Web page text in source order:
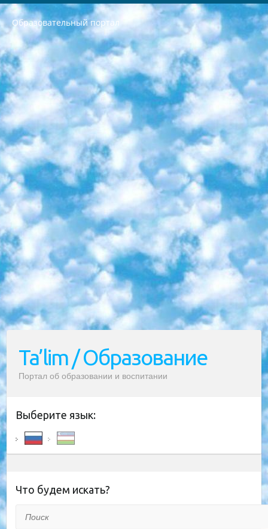
Образовательный портал
РЕСПУБЛИКА УЗБЕКИСТАН МИНИСТРЕРСТВО ДОШКОЛЬНОГО И ШКОЛЬНОГО ОБРАЗОВАНИЯ КОМАНДА в общеобразовательных учреждениях в 2023-2024 учебном году организация и проведение итоговой государственной аттестации обучающихся о Министра дошкольного и школьного образования Республики Узбекистан от 4 марта 2008 года (постановлением Минюста от 20 марта 2008 года № 1778 государственной регистрации) «Итоговое состояние учащихся общего среднего образования на основании положения об утверждении положения об аттестации общего среднего образования выпускной экзамен студентов в образовательных учреждениях в 2023-2024 учебном году В целях организации и прохождения аттестации приказываю: 1. Следующее: перечень предметов, по которым будет проводиться итоговая государственная аттестация и экзамен формы перевода согласно приложению 1; сертификаты международного образца, оценивающие уровень владения иностранными языками перечень согласно приложению 2; 2. Педагогический при специализированных образовательных учреждениях. научно-практический центр квалификации и международной оценки (Д.Давидова) 2024 г. До 25 марта: задания по предметам, по которым будет проводиться итоговая аттестация разработка и утверждение технических условий; итоговая аттестация на основании разработанного предметного задания разработка вопросов по предметам (устно и письменно), экзамен передача; общеобразовательные средние школы и специальные учебные заведения учащиеся выпускных классов школ и интернатов в агентской системе подготовка базы данных экзаменационных материалов и критериев оценки; перевод базы экзаменационных материалов на все языки обучения подать в Республиканский образовательный центр для изготовления; варианты экзаменов на основе разработанных контрольных материалов пусть будут поставлены задачи формирования. 3. Республиканский образовательный центр (Ш.Худайкулов) до 5 апреля 2024 года. до: база данных предоставленных экзаменационных материалов на все языки обучения перевод и экспертиза; для слепых, слабовидящих, глухих, слабослышащих и умственно отсталых детей учащиеся выпускных классов специализированных школ и школ-интернатов база данных экзаменационных материалов на всех преподаваемых языках подготовка критериев оценки; специализированные школы для умственно отсталых детей и технологии для учащихся выпускных классов школ-интернатов разработка соответствующих рекомендаций и критериев проведения ЕГЭ по естествознанию давать задания. 4. Педагогический при специализированных образовательных учреждениях. Научно-практический центр навыков и международной оценки (Д.Давидова), Республика образовательный центр (Худайкулов Ш.) итоговый государственный аттестационный экзамен ориентирован на творческое и логическое мышление при подготовке базы материалов учитывать введение заданий. 5. Следует отметить, что: сертификат государственного образца о знании общеобразовательного предмета и как минимум национальный уровень B1 по предметам на иностранных языках, указанным в Приложении 2. или международно признанный сертификат эквивалентного уровня студенты, изучающие определенный предмет, освобождаются от экзамена; по соответствующим предметам запланирована итоговая государственная аттестация за день до дня, путем жеребьевки Рабочей группой (в письменной форме по предметам, проводимым в форме) из числа сформированных вариантов выбрано 2 варианта; 2 выбранных варианта экзамена анонсированы на официальном сайте министерства и все выпускники по всей стране на основе этих вариантов проводит итоговую государственную аттестацию. 6. Государственное образование учащихся средних общеобразовательных учреждений. знания в соответствии с квалификационными требованиями, которые необходимо приобрести на основании стандартов итоговый (выпускной) контроль для 9 и 11 классов в целях тестирования Экзамены (далее – экзамены) состоят из предметов, перечисленных в приложении 1. будет сделано. 7. Экзамены пройдут с 26 мая по 15 июня 2024 г. (кроме науки физического воспитания). 8. Физическая для учащихся 9 классов общесредних образовательных учреждений. Экзамены по предмету «Образование, квалификация медицина» 1-6 мая 2024 года. сотрудники перевести под присмотр (с отклонениями в физическом или умственном развитии) специализированная школа для детей, школы-интернаты и со сколиозом школы-интернаты санаторного типа для больных детей исключены). 9. Он был слепым, слабовидящим и имел нарушения опорно-двигательного аппарата. экзамены в специализированных школах и интернатах для детей должны проводиться исходя из требований, предъявляемых к общеобразовательным учреждениям (физкультура кроме науки). 10. Специализированная школа для глухих и слабослышащих детей. и экзамены в интернатах и быть реализован в виде письменного теста по математике. 11. Специальность для умственно отсталых детей. Для 9 класса Родной язык и литературное письмо Государственный язык (язык обучения – узбекский). для неклассов) написано Математическое письмо Письменная/устная история Узбекистана Физическое воспитание практично Итоговый контроль Для 11 класса Написание родного языка и литературы (эссе) Математическое письмо Узбекский язык (обучение на узбекском языке) не посещающее общее среднее образование для учреждений)/Образовательное учреждение выбор письменный и устный Иностранный язык письменный/устный Письменная/устная история Узбекистана *По выбору студента:  Химия  Физика  Основы государственного права  География 10 бесплатных образовательных ресурсов - Мы составили подборку онлайн-проектов с интерактивными упражнениями, видеолекциями и статьями. Они помогут вам обрести новые и освежить старые знания бесплатно. 1. «ИНТУИТ» Старейшая образовательная площадка Рунета. Здесь вы найдёте сотни текстовых и видеокурсов на десятки различных тем — от программирования до психологии. Многие курсы подготовлены российскими университетами и крупными международными компаниями вроде Intel и Microsoft. Самостоятельное обучение бесплатное, но желающие могут оплатить услуги персональных наставников. 2. «Смартия» знакомит с актуальными профессиями и подсказывает, как им обучаться. Выбрав заинтересовавшую вас специальность — SMM-специалист, фотограф, веб-дизайнер или другую, — увидите список необходимых для неё умений. Чтобы вы могли освоить их самостоятельно, для каждого умения площадка отображает подборку ссылок на учебные материалы. Хотя «Смартия» ориентируется на русскоязычную аудиторию, часть контента всё же доступна только на английском. 3. «Лекторий Физтеха» Проект Московского физико-технического института (Физтеха). С его помощью вы можете смотреть онлайн серии лекций, записанные на видео в этом вузе. В числе доступных предметов — физика, биология, химия, информационные технологии и другие. К некоторым лекциям администрация ресурса прилагает готовые конспекты, которые можно скачивать в PDF-формате. 4. ITMOcourses Онлайн-площадка Санкт-Петербургского национального исследовательского университета информационных технологий, механики и оптики (ИТМО). Ресурс предоставляет свободный доступ к курсам, разработанным в этом вузе. Каталог материалов разбит на четыре категории: «Оптические системы и технологии», «Приборостроение и робототехника», «Информационные технологии» и «Биотехнологии». Курсы состоят из видеолекций, интерактивных демонстраций и заданий. 5. «КиберЛенинка» Электронная научная библиотека открытого доступа. Каталог площадки регулярно обрастает текстами статей из различных научных изданий. Сгруппированные по журналам и рубрикам публикации можно читать онлайн или скачивать целиком в PDF-формате. Проект нацелен на популяризацию науки за счёт открытого доступа к качественной информации. 6. «ПостНаука» На этом ресурсе публикуют подборки видеолекций, составленные экспертами из разных отраслей и объединённые общими темами. Среди них, к примеру, есть серии «Биоинформатика и геномика», «Культура средневековой Скандинавии» и Cinema Studies о теории кино. Каждая подборка лекций — логически связанная история, рассказанная экспертом от первого лица. Кроме того, на сайте появляются научно-образовательные статьи и тесты на разные темы. 7. «Newочём» Команда проекта «Newочём» отбирает самые интересные тексты из англоязычных СМИ и переводит те из них, за которые голосуют участники сообщества «ВКонтакте». По большей части это научно-популярные статьи. Редакторы придумывают лишь заголовки, в остальном содержание переводов соответствует оригиналам. Полные тексты можно читать прямо в социальной сети. 8. InternetUrok Онлайн-база материалов по основным дисциплинам школьной программы. Информация на сайте структурирована по классам, предметам и темам (урокам). Каждый урок состоит из видеолекций и конспектов. Есть также интерактивные тренажёры и тесты для закрепления пройденного материала. Даже если вы давно окончили школу, возможность повторить программу старших классов всегда может пригодиться. 9. Edutainme Ещё один ресурс об образовании. В отличие от Newtonew, как мне кажется, Edutainme больше ориентируется на представителей индустрии: педагогов, предпринимателей, разработчиков образовательных проектов. Но и любой, кто просто стремится к саморазвитию, найдёт на сайте много полезного и интересного для себя. Например, информацию о новых курсах и образовательных сервисах. 10. Newtonew Онлайн-медиа об образовании и обучении в широком смысле. Авторы Newtonew пишут об инструментах, заведениях, тактиках и стратегиях, которые помогают учить других и получать новые знания самостоятельно. На этой площадке вы найдёте новости, обзоры, аналитические мат
Ta’lim / Образование
Портал об образовании и воспитании
Выберите язык:
Что будем искать?